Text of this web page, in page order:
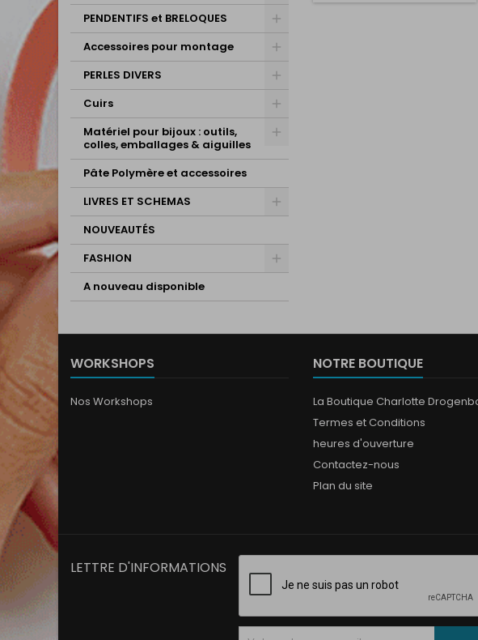
PENDENTIFS et BRELOQUES
Accessoires pour montage
PERLES DIVERS
Cuirs
Matériel pour bijoux : outils,
colles, emballages & aiguilles
Pâte Polymère et accessoires
LIVRES ET SCHEMAS
NOUVEAUTÉS
FASHION
A nouveau disponible
WORKSHOPS
Nos Workshops
NOTRE BOUTIQUE
La Boutique Charlotte
Termes et Conditions
heures d'ouverture
Contactez-nous
Plan du site
LETTRE D'INFORMATIONS